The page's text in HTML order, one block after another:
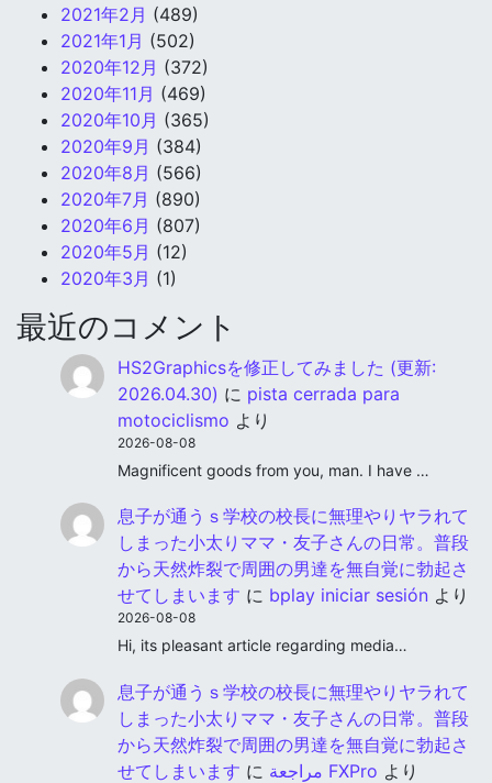
2021年2月 (489)
2021年1月 (502)
2020年12月 (372)
2020年11月 (469)
2020年10月 (365)
2020年9月 (384)
2020年8月 (566)
2020年7月 (890)
2020年6月 (807)
2020年5月 (12)
2020年3月 (1)
最近のコメント
HS2Graphicsを修正してみました (更新:
2026.04.30) に pista cerrada para
motociclismo より
2026-08-08
Magnificent goods from you, man. I have …
息子が通うｓ学校の校長に無理やりヤラれて
しまった小太りママ・友子さんの日常。普段
から天然炸裂で周囲の男達を無自覚に勃起さ
せてしまいます に bplay iniciar sesión より
2026-08-08
Hi, its pleasant article regarding media…
息子が通うｓ学校の校長に無理やりヤラれて
しまった小太りママ・友子さんの日常。普段
から天然炸裂で周囲の男達を無自覚に勃起さ
せてしまいます に مراجعة FXPro より